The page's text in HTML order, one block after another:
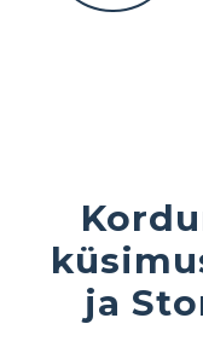
ja